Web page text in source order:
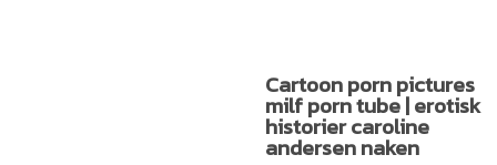
Cartoon porn pictures
milf porn tube | erotisk
historier caroline
andersen naken